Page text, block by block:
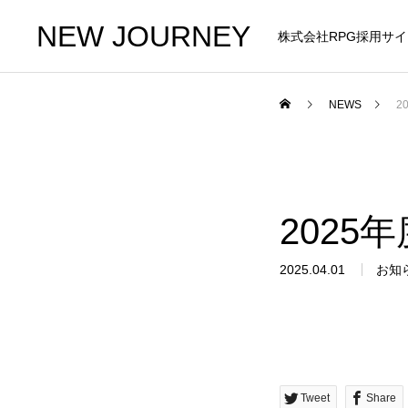
NEW JOURNEY 株式会社RPG採用サイ
NEWS
2025
2025.04.01 お知
Tweet Share